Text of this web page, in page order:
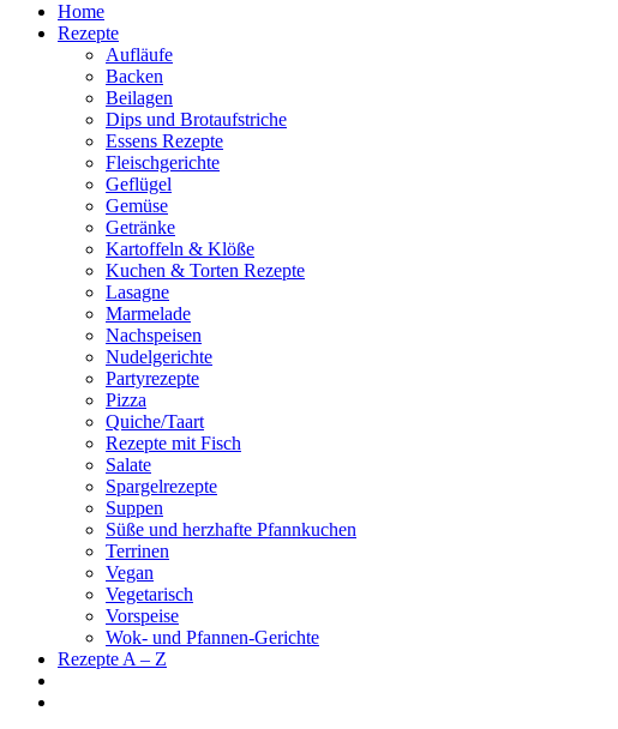
Home
Rezepte
Aufläufe
Backen
Beilagen
Dips und Brotaufstriche
Essens Rezepte
Fleischgerichte
Geflügel
Gemüse
Getränke
Kartoffeln & Klöße
Kuchen & Torten Rezepte
Lasagne
Marmelade
Nachspeisen
Nudelgerichte
Partyrezepte
Pizza
Quiche/Taart
Rezepte mit Fisch
Salate
Spargelrezepte
Suppen
Süße und herzhafte Pfannkuchen
Terrinen
Vegan
Vegetarisch
Vorspeise
Wok- und Pfannen-Gerichte
Rezepte A – Z